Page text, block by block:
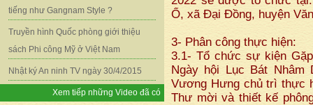
tiếng như Gangnam Style ?
Truyền hình Quốc phòng giới thiệu
sách Phi công Mỹ ở Việt Nam
Nhật ký An ninh TV ngày 30/4/2015
Xem tiếp những Video đã có
Ổ, xã Đại Đồng, huyện
3- Phân công thực hiện:
3.1- Tổ chức sự kiện
Ngày hội Lục Bát Nhâm
Vương Hưng chủ trì thực
Thư mời và thiết kế